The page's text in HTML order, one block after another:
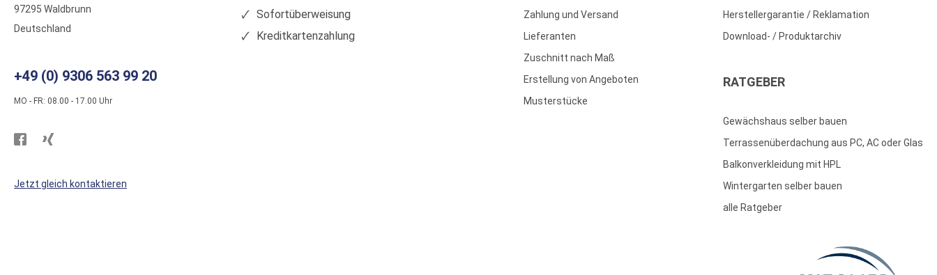
97295 Waldbrunn
Deutschland
+49 (0) 9306 563 99 20
MO - FR: 08.00 - 17.00 Uhr
Besuchen
WS
WS
Jetzt gleich kontaktieren
Sofortüberweisung
Kreditkartenzahlung
Zahlung und Versand
Lieferanten
Zuschnitt nach Maß
Erstellung von Angeboten
Musterstücke
Herstellergarantie / Reklamation
Download- / Produktarchiv
RATGEBER
Gewächshaus selber bauen
Terrassenüberdachung aus PC, AC oder Glas
Balkonverkleidung mit HPL
Wintergarten selber bauen
alle Ratgeber